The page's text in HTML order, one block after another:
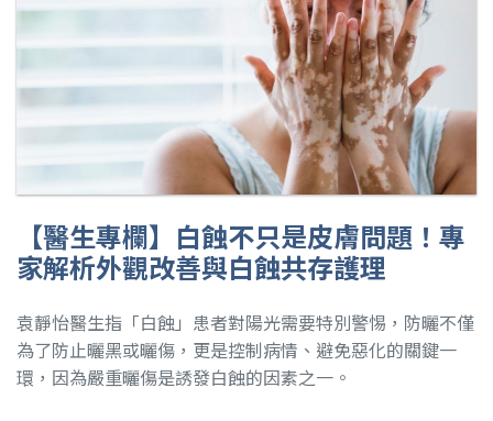
【醫生專欄】白蝕不只是皮膚問題！專
家解析外觀改善與白蝕共存護理
袁靜怡醫生指「白蝕」患者對陽光需要特別警惕，防曬不僅
為了防止曬黑或曬傷，更是控制病情、避免惡化的關鍵一
環，因為嚴重曬傷是誘發白蝕的因素之一。